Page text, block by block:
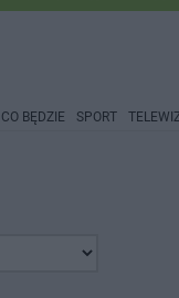
CO BĘDZIE SPORT